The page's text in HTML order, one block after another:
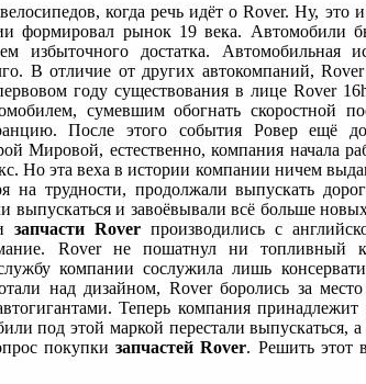
когда речь идёт о Rover. Ну, это
формировал рынок 19 века. Автомобили
избыточного достатка. Автомобильная
В отличие от других автокомпаний,
году существования в лице Rover
сумевшим обогнать скоростной
После этого события Ровер ещё
Мировой, естественно, компания начала
Но эта веха в истории компании ничем
на трудности, продолжали выпускать
выпускаться и завоёвывали всё больше
запчасти Rover производились с
Rover не пошатнул ни топливный
компании сослужила лишь
над дизайном, Rover боролись за
Теперь компания
под этой маркой перестали выпускаться,
покупкизапчастей Rover. Решить этот